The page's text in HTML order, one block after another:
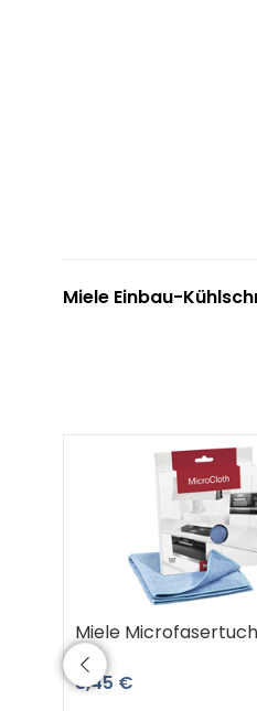
Miele Einbau-
Miele Microfasertuch
8,45 €